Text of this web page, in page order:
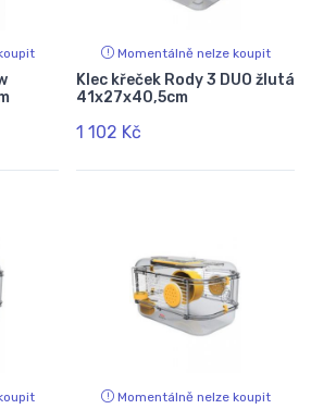
Momentálně nelze koupit
Klec křeček Rody 3 DUO žlutá
41x27x40,5cm
1 102 Kč
Momentálně nelze koupit